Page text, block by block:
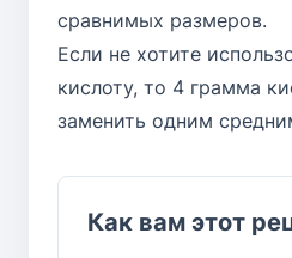
сравнимых размеров.
Если не хотите
кислоту, то 4 грамма
заменить одним
Как вам этот